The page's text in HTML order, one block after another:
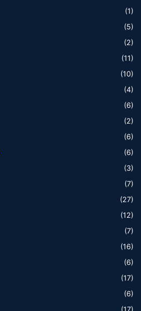
(1)
(5)
(2)
(11)
(10)
(4)
(6)
(2)
(6)
(6)
(3)
(7)
(27)
(12)
(7)
(16)
(6)
(17)
(6)
(17)